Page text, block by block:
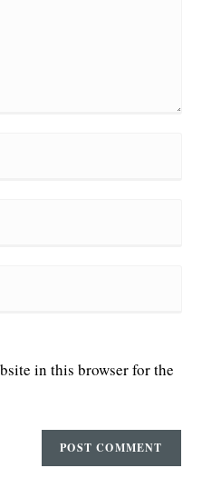
in this browser for the